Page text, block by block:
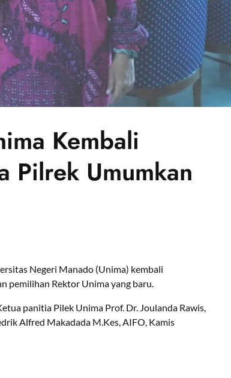
Kembali
Pilrek Umumkan
Negeri Manado (Unima) kembali
pemilihan Rektor Unima yang baru.
panitia Pilek Unima Prof. Dr. Joulanda Rawis,
Alfred Makadada M.Kes, AIFO, Kamis